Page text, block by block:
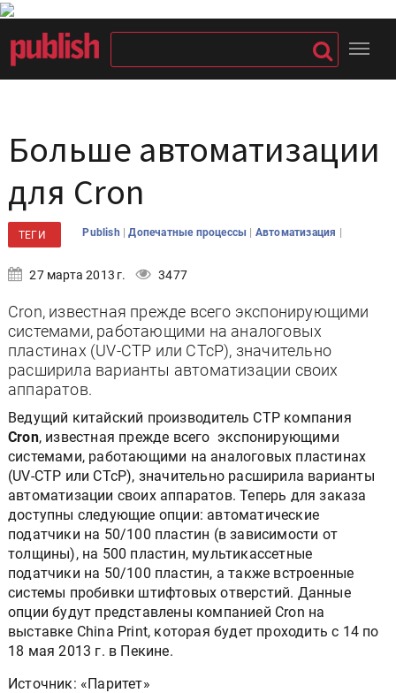
Больше автоматизации
для Cron
ТЕГИ Publish |Допечатные процессы | Автоматизация |
27 марта 2013 г. 3477
Cron, известная прежде всего экспонирующими
системами, работающими на аналоговых
пластинах (UV-CTP или CTcP), значительно
расширила варианты автоматизации своих
аппаратов.
Ведущий китайский производитель СТР компания
Cron, известная прежде всего экспонирующими
системами, работающими на аналоговых пластинах
(UV-CTP или CTcP), значительно расширила варианты
автоматизации своих аппаратов. Теперь для заказа
доступны следующие опции: автоматические
податчики на 50/100 пластин (в зависимости от
толщины), на 500 пластин, мультикассетные
податчики на 50/100 пластин, а также встроенные
системы пробивки штифтовых отверстий. Данные
опции будут представлены компанией Cron на
выставке China Print, которая будет проходить с 14 по
18 мая 2013 г. в Пекине.
Источник: «Паритет»